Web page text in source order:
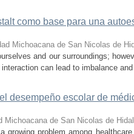
como base para una
Michoacana de San Nicolas de
and our surroundings;
can lead to imbalance
desempeño escolar de
Michoacana de San Nicolas de
growing problem among